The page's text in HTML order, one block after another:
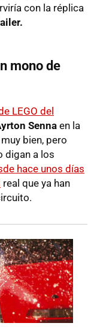
con la réplica
mono de
LEGO del
Senna en la
bien, pero
digan a los
hace unos días
real que ya han